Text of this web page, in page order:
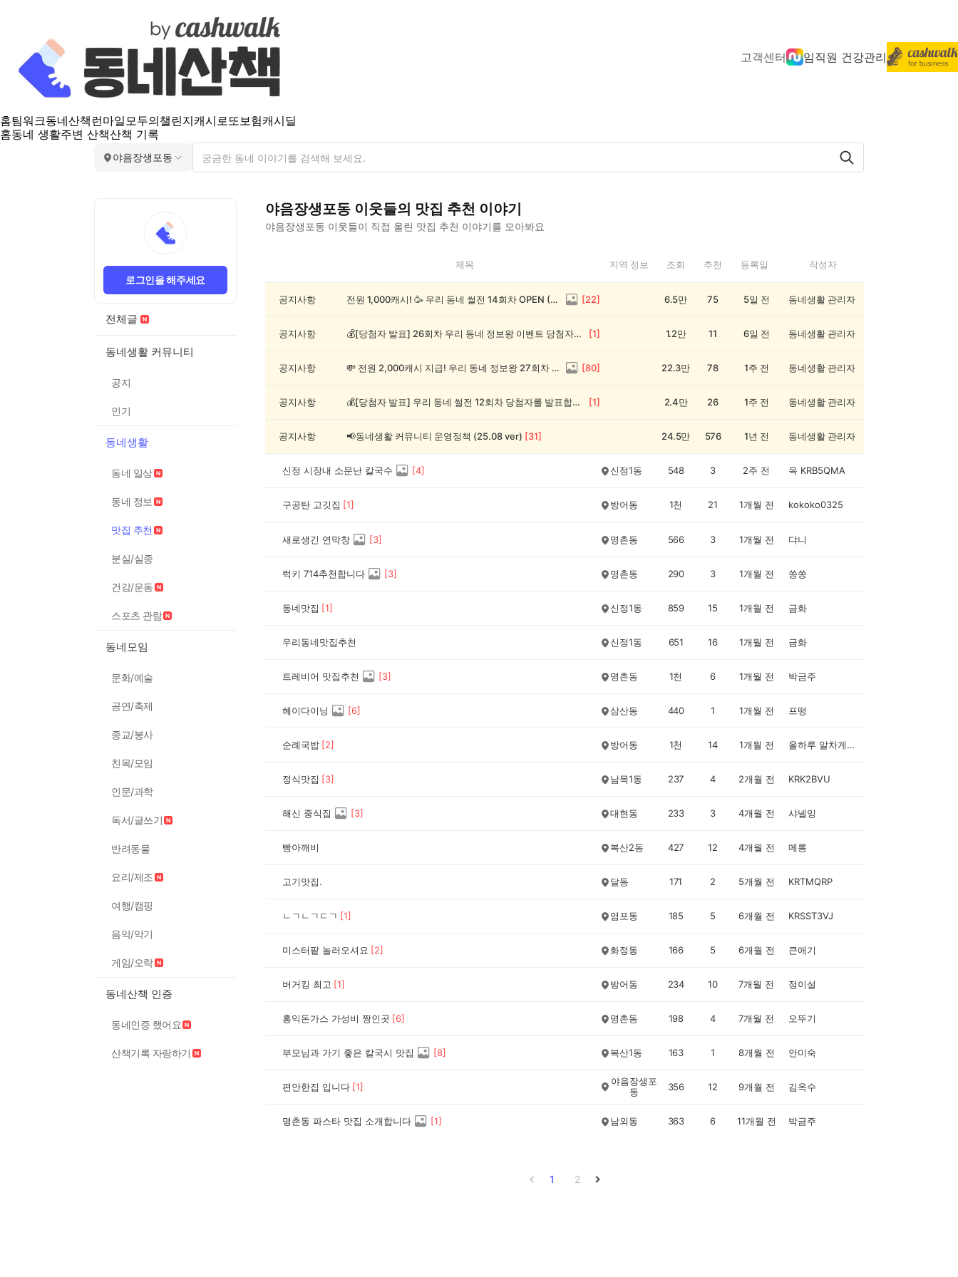
고객센터 임직원 건강관리
홈팀워크동네산책 런마일모두의챌린지캐시로또보험캐시딜
홈동네 생활주변 산책산책 기록
야음장생포동
로그인을 해주세요
전체글
동네생활 커뮤니티
공지
인기
동네생활
동네 일상
동네 정보
맛집 추천
분실/실종
건강/운동
스포츠 관람
동네모임
문화/예술
공연/축제
종교/봉사
친목/모임
인문/과학
독서/글쓰기
반려동물
요리/제조
여행/캠핑
음악/악기
게임/오락
동네산책 인증
동네인증 했어요
산책기록 자랑하기
야음장생포동 이웃들의 맛집 추천 이야기
야음장생포동 이웃들이 직접 올린 맛집 추천 이야기를 모아봐요
장
제목 지역 정보 조회 추천 등록일 작성자
공지사항 전원 1,000캐시! 🥳 우리 동네 썰전 14회차 OPEN (~8/17) [22] 6.5만 75 5일 전 동네생활 관리자
공지사항 💰[당첨자 발표] 26회차 우리 동네 정보왕 이벤트 당첨자를 발표합니다! [1] 1.2만 11 6일 전 동네생활 관리자
공지사항 💸 전원 2,000캐시 지급! 우리 동네 정보왕 27회차 (~8/10) [80] 22.3만 78 1주 전 동네생활 관리자
공지사항 💰[당첨자 발표] 우리 동네 썰전 12회차 당첨자를 발표합니다! [1] 2.4만 26 1주 전 동네생활 관리자
공지사항 📢동네생활 커뮤니티 운영정책 (25.08 ver) [31] 24.5만 576 1년 전 동네생활 관리자
신정 시장내 소문난 칼국수 [4] 신정1동 548 3 2주 전 옥 KRB5QMA
구공탄 고깃집 [1] 방어동 1천 21 1개월 전 kokoko0325
새로생긴 연막창 [3] 명촌동 566 3 1개월 전 댜니
럭키 714추천합니다 [3] 명촌동 290 3 1개월 전 쏭쏭
동네맛집 [1] 신정1동 859 15 1개월 전 금화
우리동네맛집추천 신정1동 651 16 1개월 전 금화
트레비어 맛집추천 [3] 명촌동 1천 6 1개월 전 박금주
헤이다이닝 [6] 삼산동 440 1 1개월 전 프떵
순례국밥 [2] 방어동 1천 14 1개월 전 올하루 알차게~♡♡♡
정식맛집 [3] 남목1동 237 4 2개월 전 KRK2BVU
해신 중식집 [3] 대현동 233 3 4개월 전 샤넬잉
빵아깨비 복산2동 427 12 4개월 전 메롱
고기맛집. 달동 171 2 5개월 전 KRTMQRP
ㄴㄱㄴㄱㄷㄱ [1] 염포동 185 5 6개월 전 KRSST3VJ
미스터팥 놀러오셔요 [2] 화정동 166 5 6개월 전 큰애기
버거킹 최고 [1] 방어동 234 10 7개월 전 정이설
홍익돈가스 가성비 짱인곳 [6] 명촌동 198 4 7개월 전 오뚜기
부모님과 가기 좋은 칼국시 맛집 [8] 복산1동 163 1 8개월 전 안미숙
편안한집 입니다 [1]
야음장생포
동
356 12 9개월 전 김옥수
명촌동 파스타 맛집 소개합니다 [1] 남외동 363 6 11개월 전 박금주
1 2